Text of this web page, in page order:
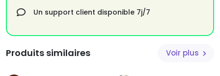
Un support client disponible 7j/7
Produits similaires Voir plus